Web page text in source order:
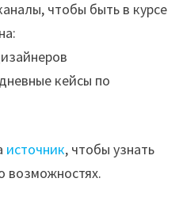
чтобы быть в курсе
кейсы по
источник, чтобы узнать
возможностях.